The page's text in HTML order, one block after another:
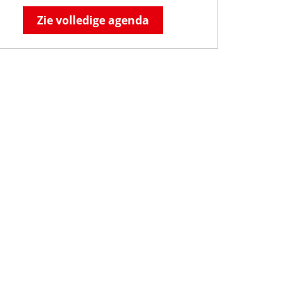
Zie volledige agenda